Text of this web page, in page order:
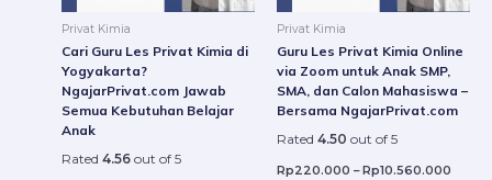
Privat Kimia
Cari Guru Les Privat Kimia di
Yogyakarta?
NgajarPrivat.com Jawab
Semua Kebutuhan Belajar
Anak
Rated 4.56 out of 5
chosen
product
Privat Kimia
Guru Les Privat Kimia Online
via Zoom untuk Anak SMP,
SMA, dan Calon Mahasiswa –
Bersama NgajarPrivat.com
Rated 4.50 out of 5
Rp220.000 – Rp10.560.000
the